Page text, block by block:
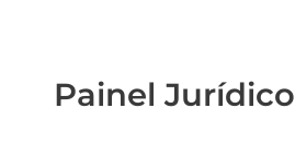
Painel Jurídico